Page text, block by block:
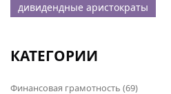
дивидендные аристократы
КАТЕГОРИИ
Финансовая грамотность (69)